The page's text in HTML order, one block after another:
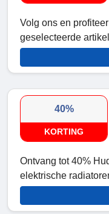
Volg ons en
geselecteerde
40%
KORTING
Ontvang tot 40%
elektrische